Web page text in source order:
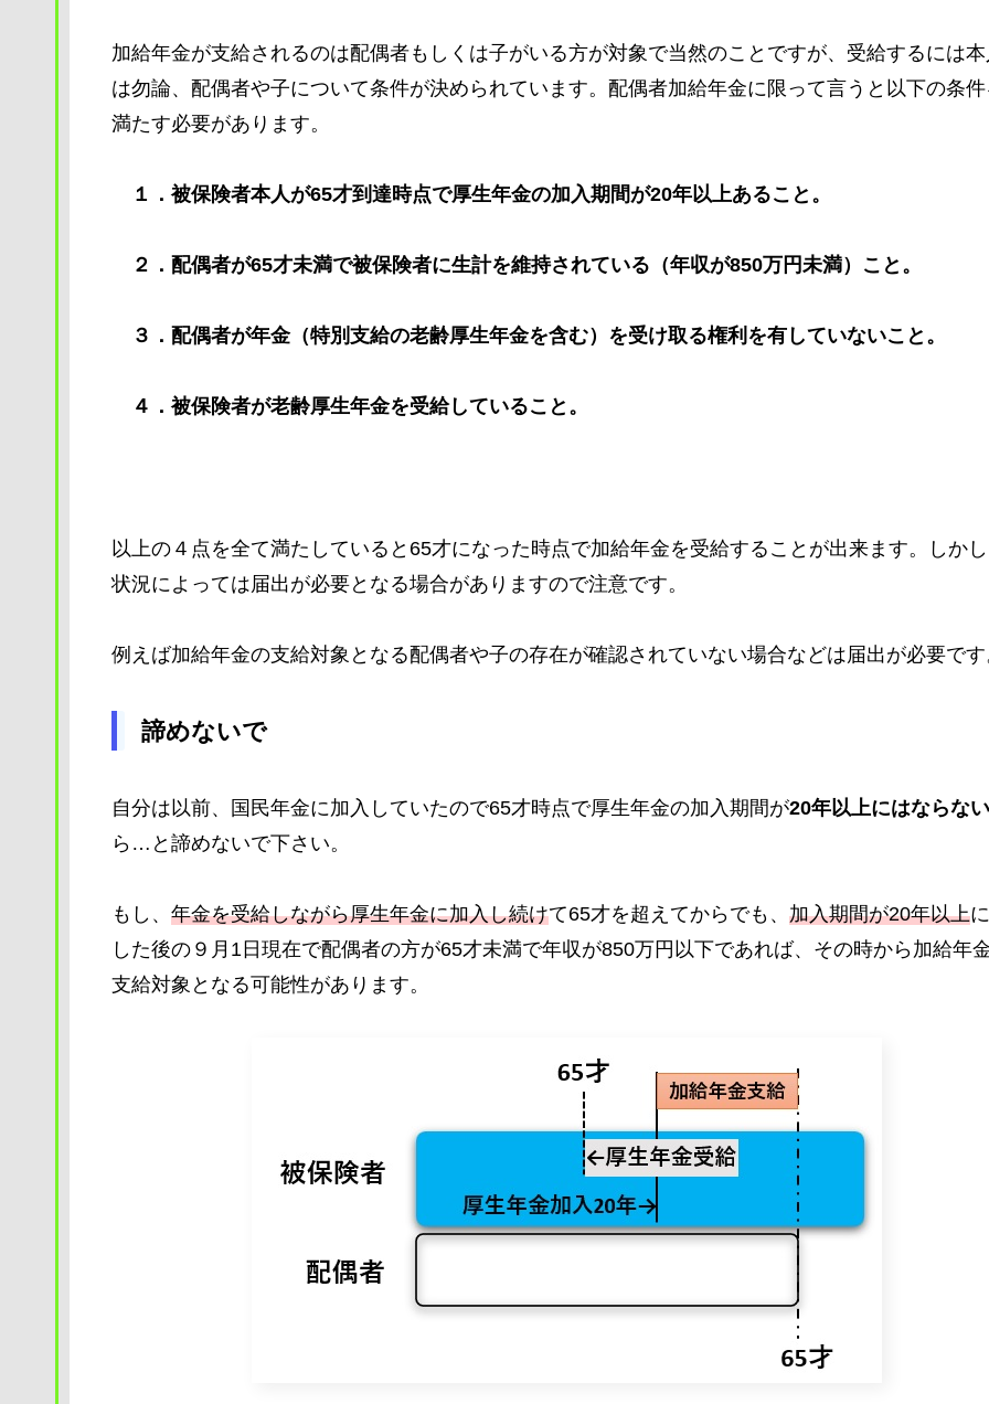
加給年金が支給されるのは配偶者もしくは子がいる方が対象で当然のことですが、受給するには
は勿論、配偶者や子について条件が決められています。配偶者加給年金に限って言うと以下の条
満たす必要があります。
１．被保険者本人が65才到達時点で厚生年金の加入期間が20年以上あること。
２．配偶者が65才未満で被保険者に生計を維持されている（年収が850万円未満）こと。
３．配偶者が年金（特別支給の老齢厚生年金を含む）を受け取る権利を有していないこと。
４．被保険者が老齢厚生年金を受給していること。
以上の４点を全て満たしていると65才になった時点で加給年金を受給することが出来ます。しか
状況によっては届出が必要となる場合がありますので注意です。
例えば加給年金の支給対象となる配偶者や子の存在が確認されていない場合などは届出が必要で
諦めないで
自分は以前、国民年金に加入していたので65才時点で厚生年金の加入期間が20年以上にはならない
ら…と諦めないで下さい。
もし、 年金を受給しながら厚生年金に加入し続けて65才を超えてからでも、 加入期間が20年以上
した後の９月1日現在で配偶者の方が65才未満で年収が850万円以下であれば、その時から加給年
支給対象となる可能性があります。